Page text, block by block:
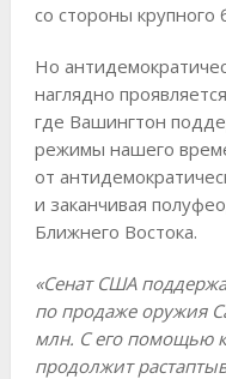
со стороны крупного
Но
наглядно
где Вашингтон
режимы нашего
от
и заканчивая
Ближнего Востока.
«Сенат США
по продаже оружия
млн. С его помощью
продолжит